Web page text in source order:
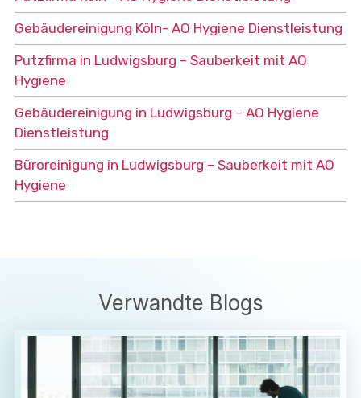
Gebäudereinigung Köln- AO Hygiene Dienstleistung
Putzfirma in Ludwigsburg – Sauberkeit mit AO
Hygiene
Gebäudereinigung in Ludwigsburg – AO Hygiene
Dienstleistung
Büroreinigung in Ludwigsburg – Sauberkeit mit AO
Hygiene
Verwandte Blogs